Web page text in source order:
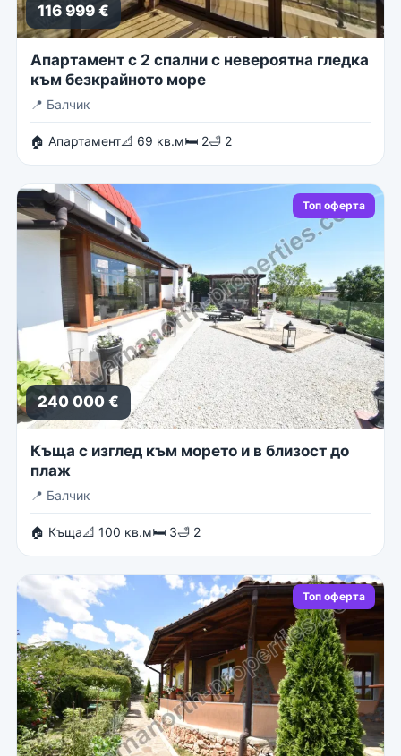
116 999 €
Апартамент с 2 спални с невероятна гледка
към безкрайното море
📍 Балчик
🏠 Апартамент📐 69 кв.м🛏 2🛁 2
Топ оферта
240 000 €
Къща с изглед към морето и в близост до
плаж
📍 Балчик
🏠 Къща📐 100 кв.м🛏 3🛁 2
Топ оферта